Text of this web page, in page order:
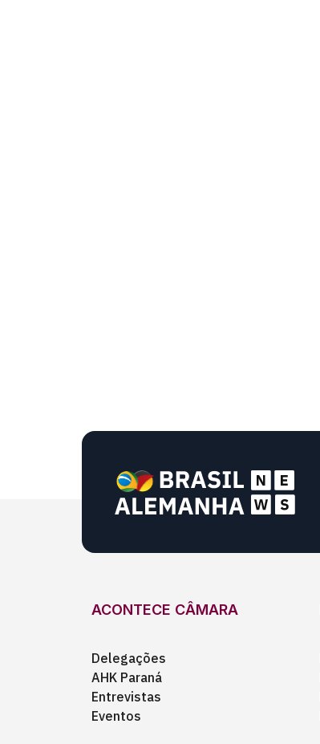
ACONTECE CÂMARA
Delegações
AHK Paraná
Entrevistas
Eventos